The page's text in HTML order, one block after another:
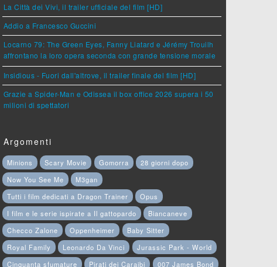
La Città dei Vivi, il trailer ufficiale del film [HD]
Addio a Francesco Guccini
Locarno 79: The Green Eyes, Fanny Liatard e Jérémy Trouilh
affrontano la loro opera seconda con grande tensione morale
Insidious - Fuori dall'altrove, il trailer finale del film [HD]
Grazie a Spider-Man e Odissea il box office 2026 supera i 50
milioni di spettatori
Argomenti
Minions Scary Movie Gomorra
28 giorni dopo
Now You See Me
M3gan
Tutti i film dedicati a Dragon Trainer
Opus
I film e le serie ispirate a Il gattopardo
Biancaneve
Checco Zalone
Oppenheimer
Baby Sitter
Royal Family
Leonardo Da Vinci
Jurassic Park - World
Cinquanta sfumature
Pirati dei Caraibi 007 James Bond